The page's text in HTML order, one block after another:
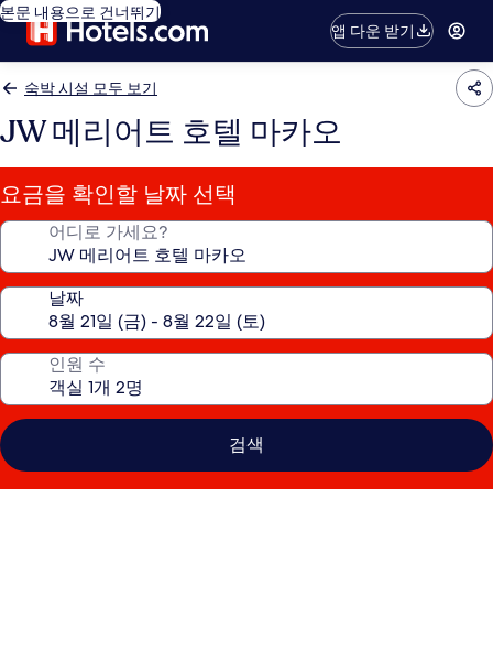
본문 내용으로 건너뛰기
앱 다운 받기
숙박 시설 모두 보기
JW 메리어트 호텔 마카오
요금을 확인할 날짜 선택
어디로 가세요?
날짜
인원 수
검색